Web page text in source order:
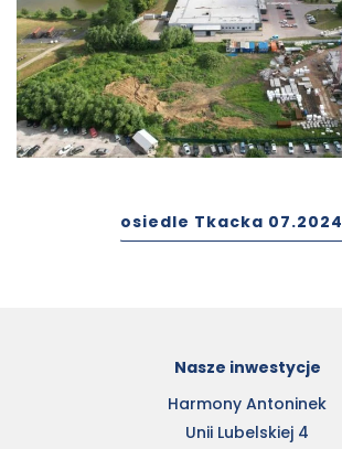
osiedle Tkacka 07.2024
Nasze inwestycje
Harmony Antoninek
Unii Lubelskiej 4